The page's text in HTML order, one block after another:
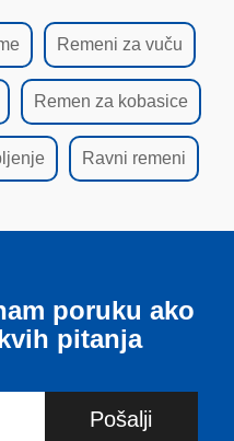
Remeni za vuču
Remen za kobasice
Ravni remeni
poruku ako
pitanja
Pošalji